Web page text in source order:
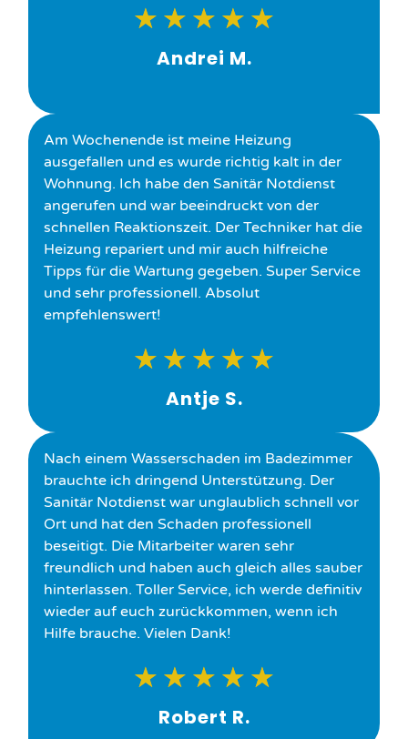
★ ★ ★ ★ ★
Andrei M.
Am Wochenende ist meine Heizung
ausgefallen und es wurde richtig kalt in der
Wohnung. Ich habe den Sanitär Notdienst
angerufen und war beeindruckt von der
schnellen Reaktionszeit. Der Techniker hat die
Heizung repariert und mir auch hilfreiche
Tipps für die Wartung gegeben. Super Service
und sehr professionell. Absolut
empfehlenswert!
★ ★ ★ ★ ★
Antje S.
Nach einem Wasserschaden im Badezimmer
brauchte ich dringend Unterstützung. Der
Sanitär Notdienst war unglaublich schnell vor
Ort und hat den Schaden professionell
beseitigt. Die Mitarbeiter waren sehr
freundlich und haben auch gleich alles sauber
hinterlassen. Toller Service, ich werde definitiv
wieder auf euch zurückkommen, wenn ich
Hilfe brauche. Vielen Dank!
★ ★ ★ ★ ★
Robert R.